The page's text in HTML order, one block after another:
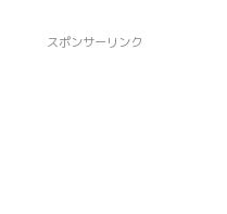
スポンサーリンク